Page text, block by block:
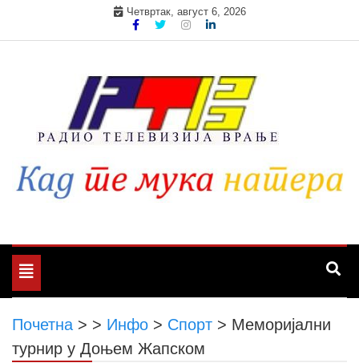
Четвртак, август 6, 2026
Toggle
navigation
Почетна > > Инфо > Спорт > Меморијални
турнир у Доњем Жапском